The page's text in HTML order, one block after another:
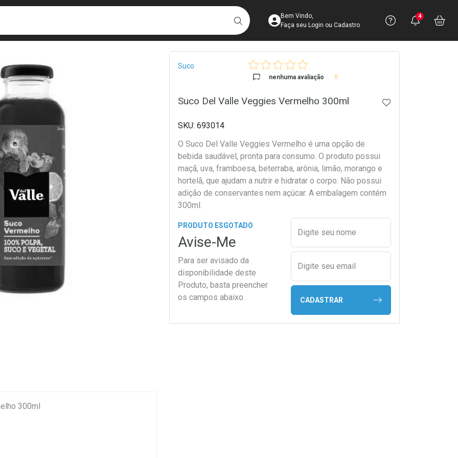
BUSCARAcesse sua Conta
Bem Vindo,
Faça seu Login ou Cadastro
Precisa
Ver Recursos
Você
4
Breadcrumb
Suco
nenhuma avaliação 0
Suco Del Valle Veggies Vermelho 300ml ADICIONAR AOS
693014
O Suco Del Valle Veggies Vermelho é uma opção de
bebida saudável, pronta para consumo. O produto possui
maçã, uva, framboesa, beterraba, arônia, limão, morango e
hortelã, que ajudam a nutrir e hidratar o corpo. Não possui
adição de conservantes nem açúcar. A embalagem contém
300ml.
PRODUTO ESGOTADO
Avise-Me
Para ser avisado da
disponibilidade deste
Produto, basta preencher
os campos abaixo.
Preencher nome e email
Digite seu nome
Digite seu email
CADASTRAR
300ml